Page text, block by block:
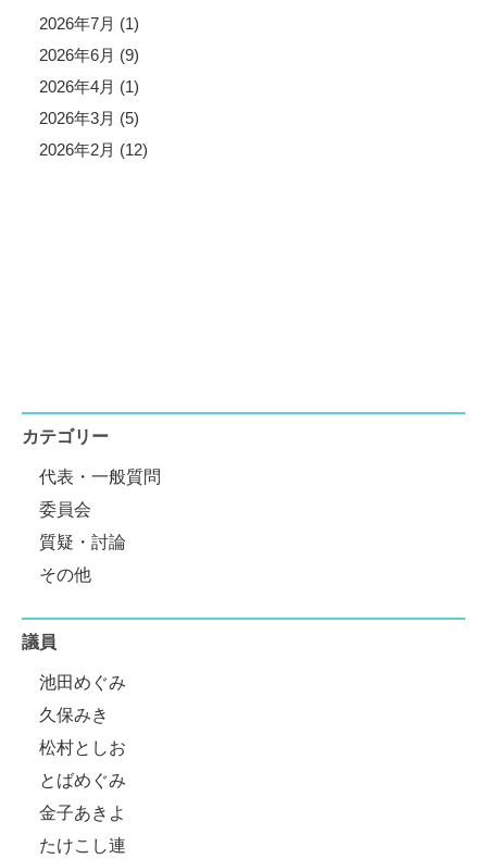
2026年7月 (1)
2026年6月 (9)
2026年4月 (1)
2026年3月 (5)
2026年2月 (12)
カテゴリー
代表・一般質問
委員会
質疑・討論
その他
議員
池田めぐみ
久保みき
松村としお
とばめぐみ
金子あきよ
たけこし連